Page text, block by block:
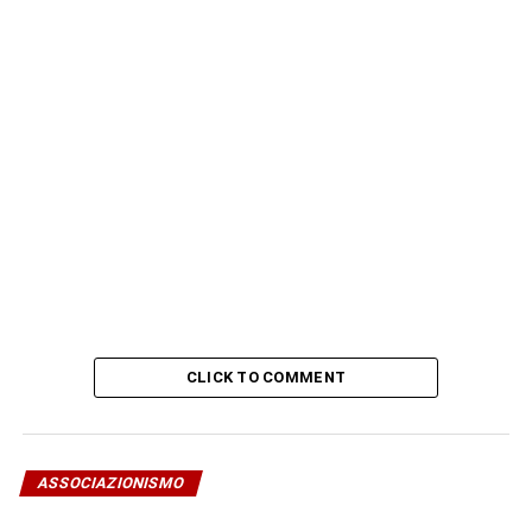
CLICK TO COMMENT
ASSOCIAZIONISMO